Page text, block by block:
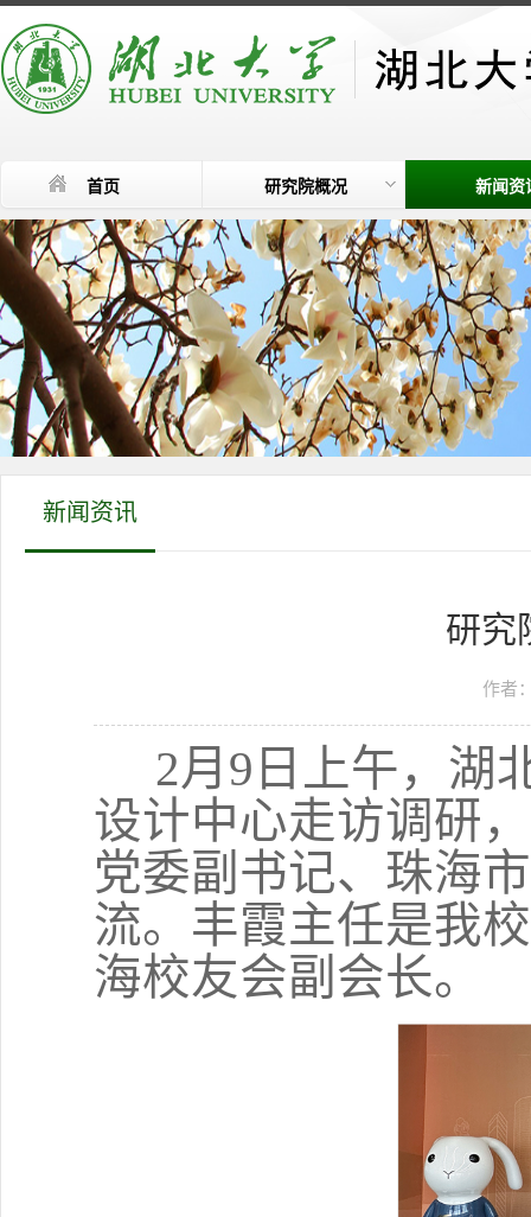
首页 研究院概况 新闻资
新闻资讯
研究
作者
2月 9 日上午，湖
设计中心走访调研
党委副书记、珠海
流。丰霞主任是我校
海校友会副会长。